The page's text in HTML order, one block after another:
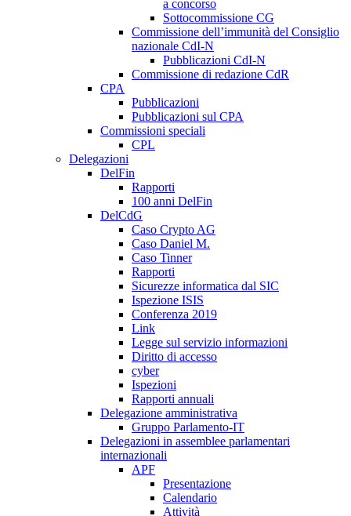
a concorso
Sottocommissione CG
Commissione dell’immunità del Consiglio
nazionale CdI-N
Pubblicazioni CdI-N
Commissione di redazione CdR
CPA
Pubblicazioni
Pubblicazioni sul CPA
Commissioni speciali
CPL
Delegazioni
DelFin
Rapporti
100 anni DelFin
DelCdG
Caso Crypto AG
Caso Daniel M.
Caso Tinner
Rapporti
Sicurezze informatica dal SIC
Ispezione ISIS
Conferenza 2019
Link
Legge sul servizio informazioni
Diritto di accesso
cyber
Ispezioni
Rapporti annuali
Delegazione amministrativa
Gruppo Parlamento-IT
Delegazioni in assemblee parlamentari
internazionali
APF
Presentazione
Calendario
Attività